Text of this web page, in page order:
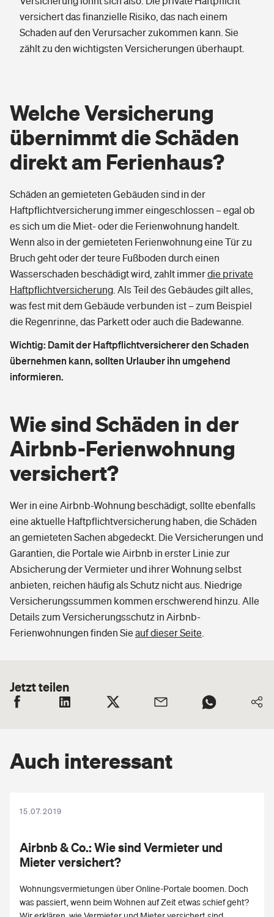
versichert das finanzielle Risiko, das nach einem
Schaden auf den Verursacher zukommen kann. Sie
zählt zu den wichtigsten Versicherungen überhaupt.
Welche Versicherung
übernimmt die Schäden
direkt am Ferienhaus?
Schäden an gemieteten Gebäuden sind in der
Haftpflichtversicherung immer eingeschlossen – egal ob
es sich um die Miet- oder die Ferienwohnung handelt.
Wenn also in der gemieteten Ferienwohnung eine Tür zu
Bruch geht oder der teure Fußboden durch einen
Wasserschaden beschädigt wird, zahlt immerdie private
Haftpflichtversicherung . Als Teil des Gebäudes gilt alles,
was fest mit dem Gebäude verbunden ist – zum Beispiel
die Regenrinne, das Parkett oder auch die Badewanne.
Wichtig: Damit der Haftpflichtversicherer den Schaden
übernehmen kann, sollten Urlauber ihn umgehend
informieren.
Wie sind Schäden in der
Airbnb-Ferienwohnung
versichert?
Wer in eine Airbnb-Wohnung beschädigt, sollte ebenfalls
eine aktuelle Haftpflichtversicherung haben, die Schäden
an gemieteten Sachen abgedeckt. Die Versicherungen und
Garantien, die Portale wie Airbnb in erster Linie zur
Absicherung der Vermieter und ihrer Wohnung selbst
anbieten, reichen häufig als Schutz nicht aus. Niedrige
Versicherungssummen kommen erschwerend hinzu. Alle
Details zum Versicherungsschutz in Airbnb-
Ferienwohnungen finden Sie auf dieser Seite
Jetzt teilen
Auch interessant
Airbnb & Co.: Wie sind Vermieter und
Mieter versichert?
15.07.2019
Wohnungsvermietungen über Online-Portale boomen. Doch
was passiert, wenn beim Wohnen auf Zeit etwas schief geht?